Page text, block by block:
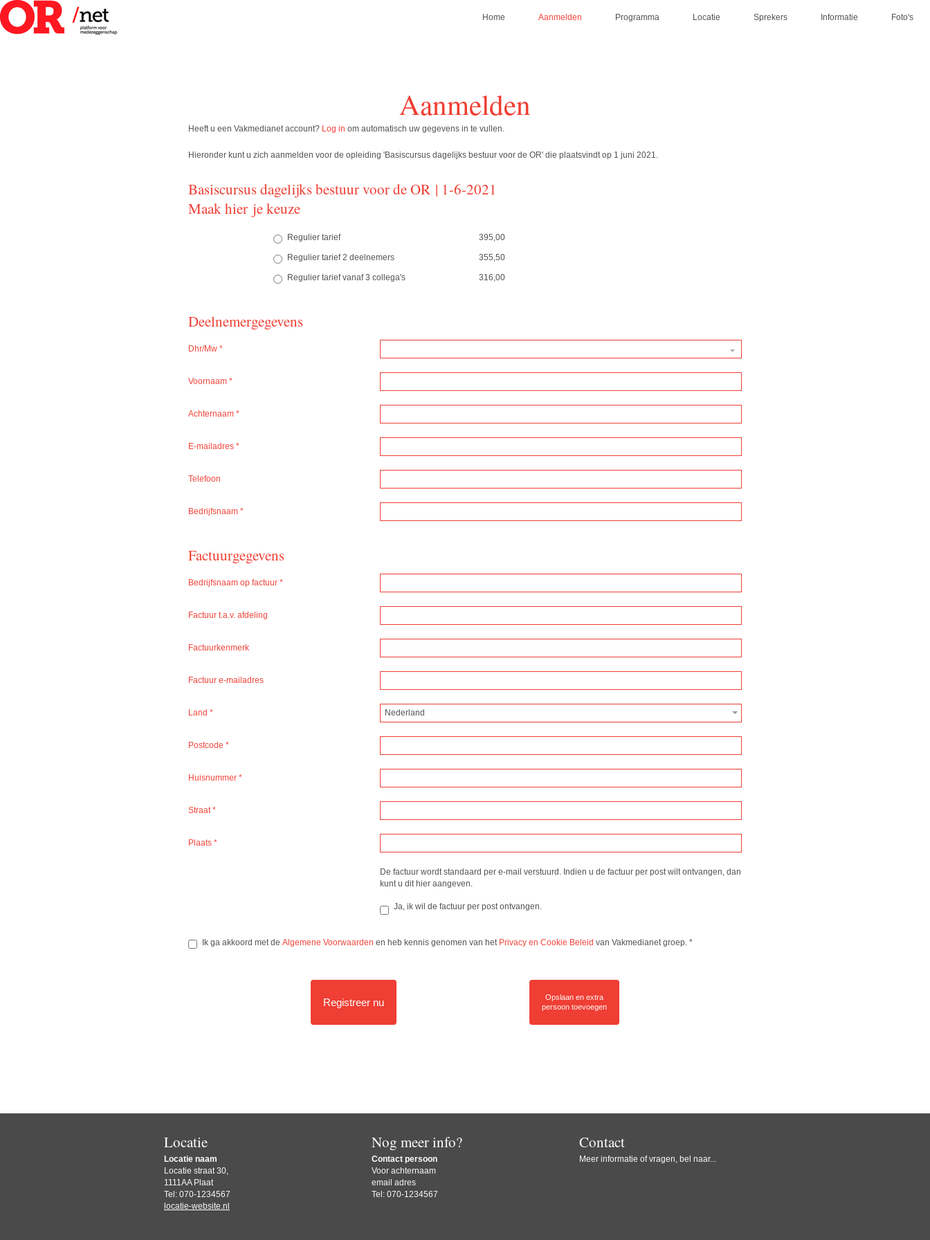
Home Aanmelden Programma Locatie Sprekers Informatie Foto's
Aanmelden
Heeft u een Vakmedianet account? Log in om automatisch uw gegevens in te vullen.
Hieronder kunt u zich aanmelden voor de opleiding 'Basiscursus dagelijks bestuur voor de OR' die plaatsvindt op 1 juni 2021.
Basiscursus dagelijks bestuur voor de OR | 1-6-2021
Maak hier je keuze
Regulier tarief 395,00
Regulier tarief 2 deelnemers 355,50
Regulier tarief vanaf 3 collega's 316,00
Deelnemergegevens
Dhr/Mw *
Voornaam *
Achternaam *
E-mailadres *
Telefoon
Bedrijfsnaam *
Factuurgegevens
Bedrijfsnaam op factuur *
Factuur t.a.v. afdeling
Factuurkenmerk
Factuur e-mailadres
Land * Nederland
Postcode *
Huisnummer *
Straat *
Plaats *
De factuur wordt standaard per e-mail verstuurd. Indien u de factuur per post wilt ontvangen, dan
kunt u dit hier aangeven.
Ja, ik wil de factuur per post ontvangen.
Ik ga akkoord met de Algemene Voorwaarden en heb kennis genomen van het Privacy en Cookie Beleid van Vakmedianet groep. *
Registreer nu
Opslaan en extra
persoon toevoegen
Locatie
Locatie naam
Locatie straat 30,
1111AA Plaat
Tel: 070-1234567
locatie-website.nl
Nog meer info?
Contact persoon
Voor achternaam
email adres
Tel: 070-1234567
Contact
Meer informatie of vragen, bel naar...